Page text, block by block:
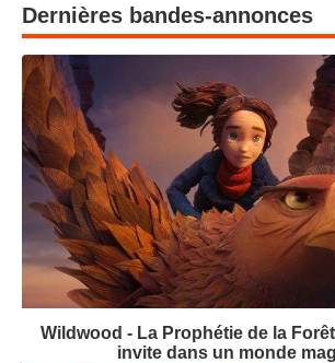
Dernières bandes-annonces
Wildwood - La Prophétie de la
invite dans un monde